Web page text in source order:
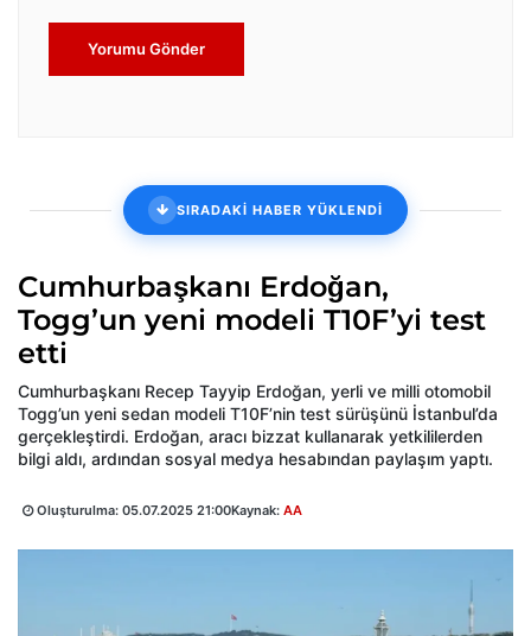
Yorumu Gönder
SIRADAKİ HABER YÜKLENDİ
Cumhurbaşkanı Erdoğan,
Togg’un yeni modeli T10F’yi test
etti
Cumhurbaşkanı Recep Tayyip Erdoğan, yerli ve milli otomobil
Togg’un yeni sedan modeli T10F’nin test sürüşünü İstanbul’da
gerçekleştirdi. Erdoğan, aracı bizzat kullanarak yetkililerden
bilgi aldı, ardından sosyal medya hesabından paylaşım yaptı.
Oluşturulma: 05.07.2025 21:00Kaynak: AA